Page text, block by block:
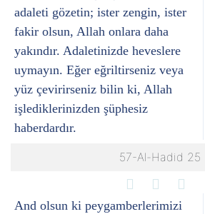
adaleti gözetin; ister zengin, ister
fakir olsun, Allah onlara daha
yakındır. Adaletinizde heveslere
uymayın. Eğer eğriltirseniz veya
yüz çevirirseniz bilin ki, Allah
işlediklerinizden şüphesiz
haberdardır.
57-Al-Hadid 25
And olsun ki peygamberlerimizi